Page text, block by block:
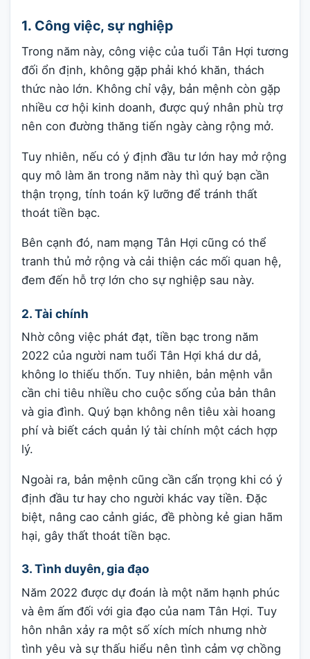
1. Công việc, sự nghiệp
Trong năm này, công việc của tuổi Tân Hợi tương
đối ổn định, không gặp phải khó khăn, thách
thức nào lớn. Không chỉ vậy, bản mệnh còn gặp
nhiều cơ hội kinh doanh, được quý nhân phù trợ
nên con đường thăng tiến ngày càng rộng mở.
Tuy nhiên, nếu có ý định đầu tư lớn hay mở rộng
quy mô làm ăn trong năm này thì quý bạn cần
thận trọng, tính toán kỹ lưỡng để tránh thất
thoát tiền bạc.
Bên cạnh đó, nam mạng Tân Hợi cũng có thể
tranh thủ mở rộng và cải thiện các mối quan hệ,
đem đến hỗ trợ lớn cho sự nghiệp sau này.
2. Tài chính
Nhờ công việc phát đạt, tiền bạc trong năm
2022 của người nam tuổi Tân Hợi khá dư dả,
không lo thiếu thốn. Tuy nhiên, bản mệnh vẫn
cần chi tiêu nhiều cho cuộc sống của bản thân
và gia đình. Quý bạn không nên tiêu xài hoang
phí và biết cách quản lý tài chính một cách hợp
lý.
Ngoài ra, bản mệnh cũng cần cẩn trọng khi có ý
định đầu tư hay cho người khác vay tiền. Đặc
biệt, nâng cao cảnh giác, đề phòng kẻ gian hãm
hại, gây thất thoát tiền bạc.
3. Tình duyên, gia đạo
Năm 2022 được dự đoán là một năm hạnh phúc
và êm ấm đối với gia đạo của nam Tân Hợi. Tuy
hôn nhân xảy ra một số xích mích nhưng nhờ
tình yêu và sự thấu hiểu nên tình cảm vợ chồng